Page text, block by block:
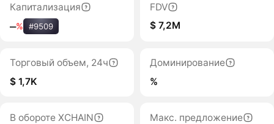
Капитализация
‒% #9509
FDV
$ 7,2M
Торговый объем, 24ч
$ 1,7K
Доминирование
%
В обороте XCHAIN
Макс. предложение